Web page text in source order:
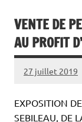
VENTE DE
AU PROFIT
27 juillet 2019
EXPOSITION
SEBILEAU, DE